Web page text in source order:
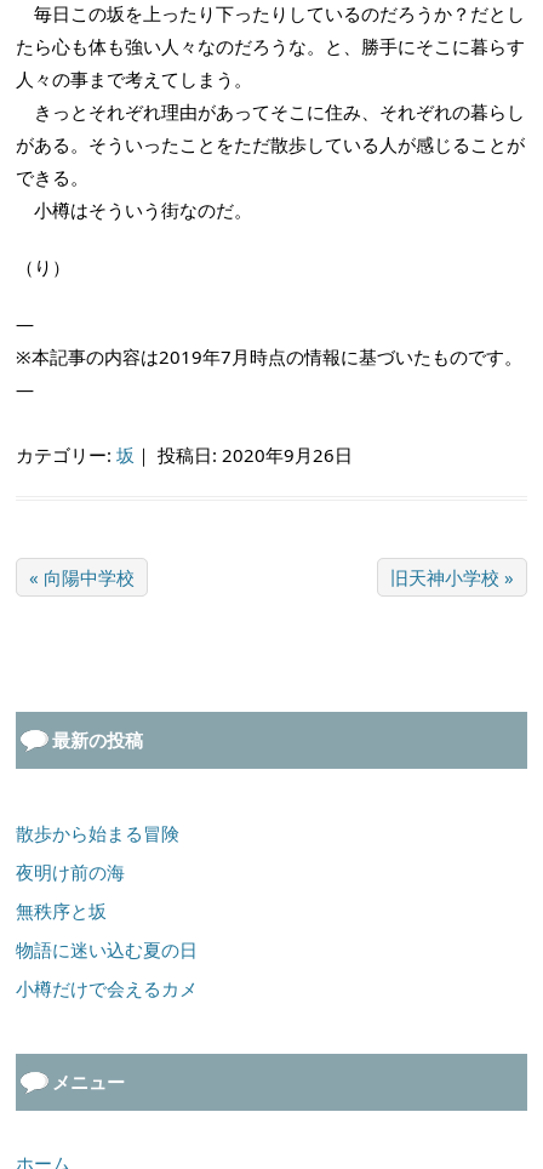
毎日この坂を上ったり下ったりしているのだろうか？だとし
たら心も体も強い人々なのだろうな。と、勝手にそこに暮らす
人々の事まで考えてしまう。
きっとそれぞれ理由があってそこに住み、それぞれの暮らし
がある。そういったことをただ散歩している人が感じることが
できる。
小樽はそういう街なのだ。
（り）
—
※本記事の内容は2019年7月時点の情報に基づいたものです。
—
カテゴリー:坂 ｜投稿日: 2020年9月26日
« 向陽中学校 旧天神小学校 »
最新の投稿
散歩から始まる冒険
夜明け前の海
無秩序と坂
物語に迷い込む夏の日
小樽だけで会えるカメ
メニュー
ホーム